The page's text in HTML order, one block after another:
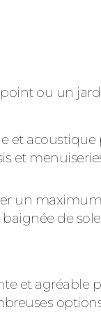
ou un
et acoustique
et
un
baignée de
et agréable